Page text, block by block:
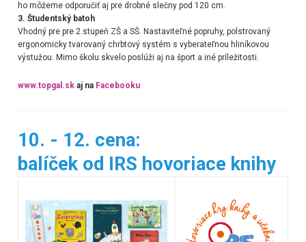
ho môžeme odporučiť aj pre drobné slečny pod 120 cm.
3. Študentský batoh
Vhodný pre pre 2.stupeň ZŠ a SŠ. Nastaviteľné popruhy, polstrovaný
ergonomicky tvarovaný chrbtový systém s vyberateľnou hliníkovou
výstužou. Mimo školu skvelo poslúži aj na šport a iné príležitosti.
www.topgal.skaj na Facebooku
10. - 12. cena:
balíček od IRS hovoriace knihy